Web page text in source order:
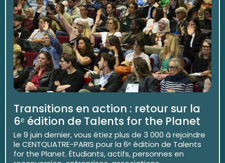
Transitions en action : retour sur la
6ᵉ édition de Talents for the Planet
Le 9 juin dernier, vous étiez plus de 3 000 à rejoindre
le CENTQUATRE-PARIS pour la 6ᵉ édition de Talents
for the Planet. Étudiants, actifs, personnes en